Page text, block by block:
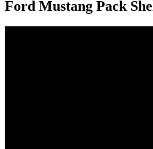
Ford Mustang Pack